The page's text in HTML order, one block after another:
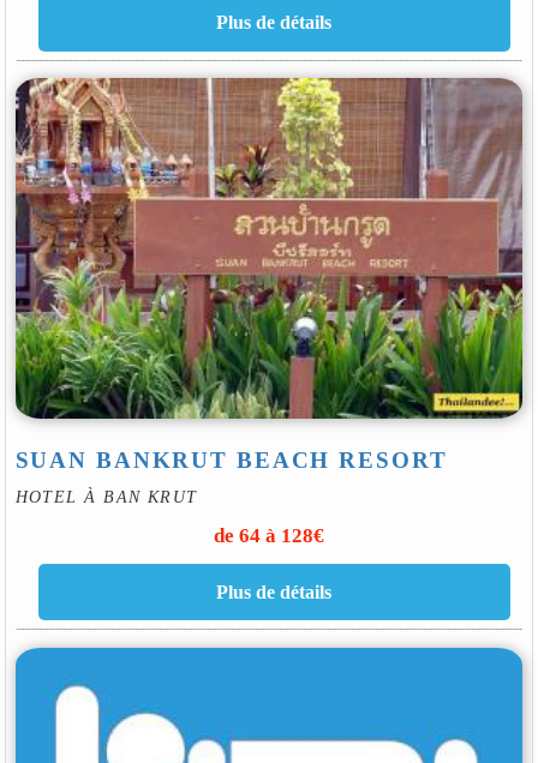
SUAN BANKRUT BEACH RESORT
HOTEL À BAN KRUT
de 64 à 128€